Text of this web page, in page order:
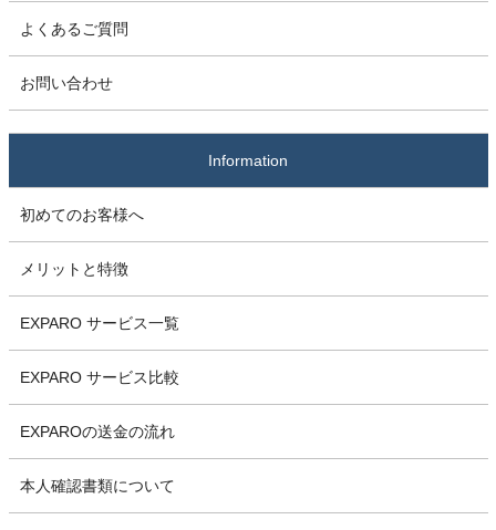
よくあるご質問
お問い合わせ
Information
初めてのお客様へ
メリットと特徴
EXPARO サービス一覧
EXPARO サービス比較
EXPAROの送金の流れ
本人確認書類について